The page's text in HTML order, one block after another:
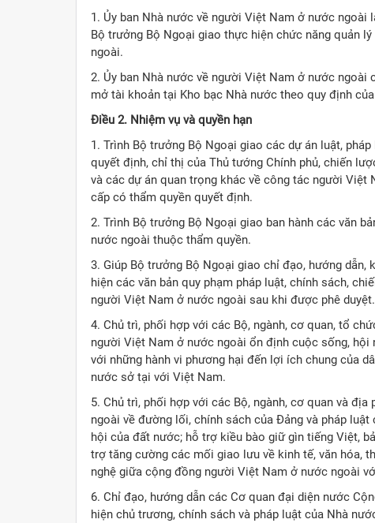
1. Ủy ban Nhà nước về người Việt Nam ở nước
Bộ trưởng Bộ Ngoại giao thực hiện chức năng quản
ngoài.
2. Ủy ban Nhà nước về người Việt Nam ở nước ngoài
mở tài khoản tại Kho bạc Nhà nước theo quy định
Điều 2. Nhiệm vụ và quyền hạn
1. Trình Bộ trưởng Bộ Ngoại giao các dự án luật,
quyết định, chỉ thị của Thủ tướng Chính phủ, chiến
và các dự án quan trọng khác về công tác người
cấp có thẩm quyền quyết định.
2. Trình Bộ trưởng Bộ Ngoại giao ban hành các văn
nước ngoài thuộc thẩm quyền.
3. Giúp Bộ trưởng Bộ Ngoại giao chỉ đạo, hướng
hiện các văn bản quy phạm pháp luật, chính sách,
người Việt Nam ở nước ngoài sau khi được phê duyệt.
4. Chủ trì, phối hợp với các Bộ, ngành, cơ quan, tổ
người Việt Nam ở nước ngoài ổn định cuộc sống,
với những hành vi phương hại đến lợi ích chung của
nước sở tại với Việt Nam.
5. Chủ trì, phối hợp với các Bộ, ngành, cơ quan và
ngoài về đường lối, chính sách của Đảng và pháp
hội của đất nước; hỗ trợ kiều bào giữ gìn tiếng Việt,
trợ tăng cường các mối giao lưu về kinh tế, văn hóa,
nghệ giữa cộng đồng người Việt Nam ở nước ngoài
6. Chỉ đạo, hướng dẫn các Cơ quan đại diện nước
hiện chủ trương, chính sách và pháp luật của Nhà